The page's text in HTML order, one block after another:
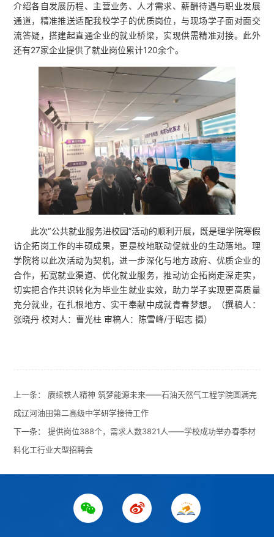
介绍各自发展历程、主营业务、人才需求、薪酬待遇与职业发展
通道，精准推送适配我校学子的优质岗位，与现场学子面对面交
流答疑，搭建起直通企业的就业桥梁，实现供需精准对接。此外
还有27家企业提供了就业岗位累计120余个。
此次“公共就业服务进校园”活动的顺利开展，既是理学院寒假
访企拓岗工作的丰硕成果，更是校地联动促就业的生动落地。理
学院将以此次活动为契机，进一步深化与地方政府、优质企业的
合作，拓宽就业渠道、优化就业服务，推动访企拓岗走深走实，
切实把合作共识转化为毕业生就业实效，助力学子实现更高质量
充分就业，在扎根地方、实干奉献中成就青春梦想。（撰稿人：
张晓丹 校对人：曹光柱 审稿人：陈雪峰/于昭志 摄）
上一条： 赓续铁人精神 筑梦能源未来——石油天然气工程学院圆满完
成辽河油田第二高级中学研学接待工作
下一条：提供岗位388个，需求人数3821人——学校成功举办春季材
料化工行业大型招聘会